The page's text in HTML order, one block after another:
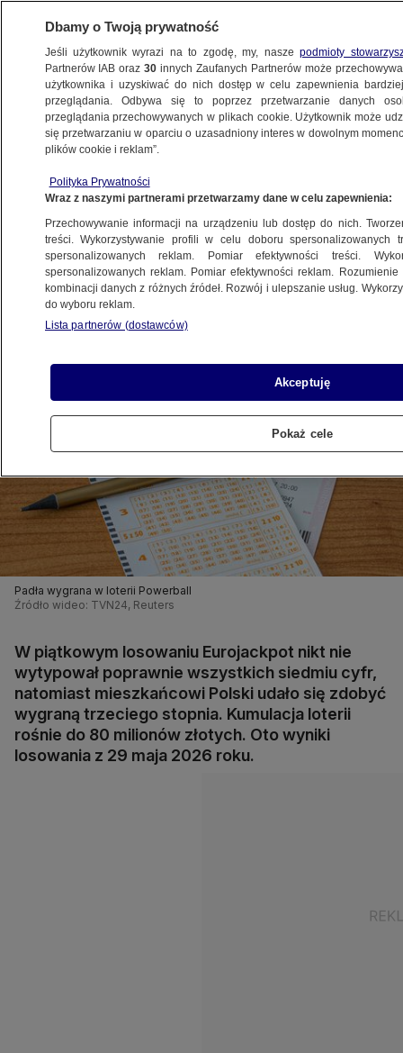
BIZNES
PIENIĄDZE
wynik w Polsce
Alicja Skiba
29.05.2026, 22:33
Posłuchaj artykułu
Czyta lektor AI
Padła wygrana w loterii Powerball
Źródło wideo: TVN24, Reuters
W piątkowym losowaniu Eurojackpot nikt nie
wytypował poprawnie wszystkich siedmiu cyfr,
natomiast mieszkańcowi Polski udało się zdobyć
wygraną trzeciego stopnia. Kumulacja loterii
rośnie do 80 milionów złotych. Oto wyniki
losowania z 29 maja 2026 roku.
Dbamy o Twoją prywatność
Jeśli użytkownik wyrazi na to zgodę, my, naszepodmioty
Partnerów IAB oraz30 innych Zaufanych Partnerów może
użytkownika i uzyskiwać do nich dostęp w celu zapewnienia
przeglądania. Odbywa się to poprzez przetwarzanie danych
przeglądania przechowywanych w plikach cookie. Użytkownik może
się przetwarzaniu w oparciu o uzasadniony interes w dowolnym
plików cookie i reklam”.
Polityka Prywatności
Wraz z naszymi partnerami przetwarzamy dane w celu zapewnienia:
Przechowywanie informacji na urządzeniu lub dostęp do nich.
treści. Wykorzystywanie profili w celu doboru spersonalizowanych
spersonalizowanych reklam. Pomiar efektywności treści.
spersonalizowanych reklam. Pomiar efektywności reklam.
kombinacji danych z różnych źródeł. Rozwój i ulepszanie usług.
do wyboru reklam.
Lista partnerów (dostawców)
Akceptuję
Pokaż cele